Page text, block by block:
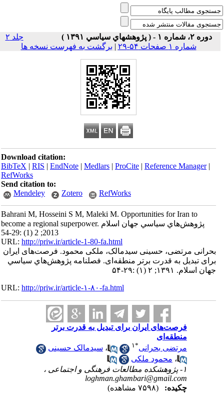
دوره ۲، شماره ۱ - ( پژوهشهاي سياسي ۱۳۹۱ )
جلد ۲
شماره ۱ صفحات ۵۴-۲۹
|برگشت به فهرست نسخه ها
Download citation:
BibTeX|RIS|EndNote|Medlars|ProCite|Reference Manager
RefWorks
Send citation to:
Mendeley
Zotero RefWorks
Bahrani M, Hosseini S M, Maleki M. Opportunities for Iran to
become a regional superpower. پژوهش‌هاي سياسي جهان اسلام
2013; 2 (1) :29-54
URL:http://priw.ir/article-1-80-fa.html
بحرانی مرتضی، حسینی سیدمالک، ملکی محمود. فرصت‌های ایران
برای تبدیل به قدرت برتر منطقه‌ای. فصلنامه پژوهش‌هاي سياسي
جهان اسلام. ۱۳۹۱; ۲ (۱) :۲۹-۵۴
URL:http://priw.ir/article-۱-۸۰-fa.html
فرصت‌های ایران برای تبدیل به قدرت برتر
منطقه‌ای
مرتضی بحرانی
۱ ،سیدمالک حسینی
،محمود ملکی
loghman.ghambari@gmail.com
چکیده: